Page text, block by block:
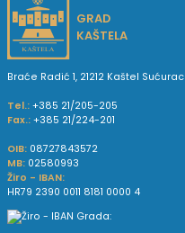
GRAD
KAŠTELA
Braće Radić 1, 21212 Kaštel Sućurac
Tel.: +385 21/205-205
Fax.: +385 21/224-201
OIB: 08727843572
MB: 02580993
Žiro - IBAN:
HR79 2390 0011 8181 0000 4